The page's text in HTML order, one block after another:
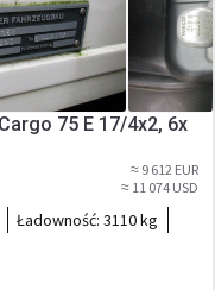
75 E 17/4x2, 6x
≈ 9 612 EUR
≈ 11 074 USD
Ładowność: 3110 kg